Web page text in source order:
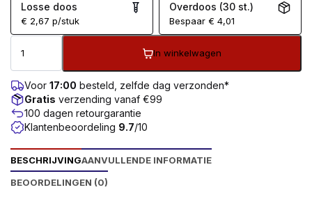
Losse doos
€ 2,67 p/stuk
Overdoos (30 st.)
Bespaar€ 4,01
In winkelwagen
Voor 17:00 besteld, zelfde dag verzonden*
Gratis verzending vanaf €99
100 dagen retourgarantie
Klantenbeoordeling 9.7/10
BESCHRIJVINGAANVULLENDE INFORMATIE
BEOORDELINGEN (0)